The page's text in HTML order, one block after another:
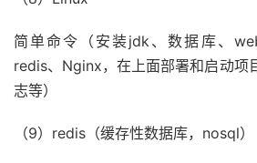
简单命令（安装jdk、数据库、
redis、Nginx，在上面部署和启动项
志等）
（9）redis（缓存性数据库，nosql）